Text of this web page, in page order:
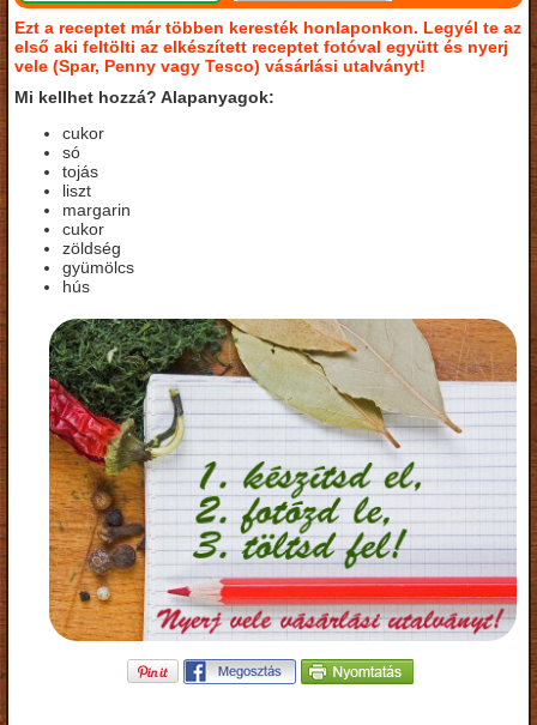
Ezt a receptet már többen keresték honlaponkon. Legyél te az
első aki feltölti az elkészített receptet fotóval együtt és nyerj
vele (Spar, Penny vagy Tesco) vásárlási utalványt!
Mi kellhet hozzá? Alapanyagok:
cukor
só
tojás
liszt
margarin
cukor
zöldség
gyümölcs
hús